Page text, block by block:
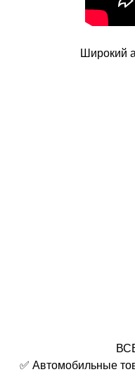
Широкий
✅ Автомобильные